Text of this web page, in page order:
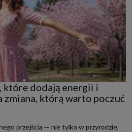
które dodają energii i
zmiana, którą warto poczuć
przejścia — nie tylko w przyrodzie,